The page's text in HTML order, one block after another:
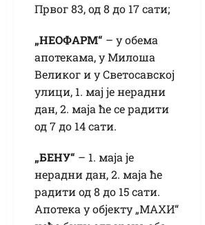
Првог 83, од 8 до 17 сати;
„НЕОФАРМ“ – у обема
апотекама, у Милоша
Великог и у Светосавској
улици, 1. мај је нерадни
дан, 2. маја ће се радити
од 7 до 14 сати.
„БЕНУ“ – 1. маја је
нерадни дан, 2. маја ће
радити од 8 до 15 сати.
Апотека у објекту „МАXИ“